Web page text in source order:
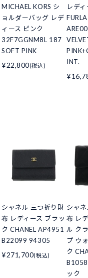
MICHAEL KORS シ
ョルダーバッグ レデ
ィース ピンク
32F7GGNM8L 187
SOFT PINK
¥22,800(税込)
レデ
INT.
シャネル 三つ折り財
布 レディース ブラッ
ク CHANEL AP4951
B22099 94305
¥271,700(税込)
シャ
布 レ
ル ク
プ ウ
ク
ック